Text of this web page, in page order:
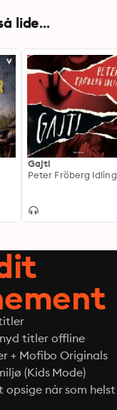
lide...
Gajti
Peter Fröberg Idling
titler offline
+ Mofibo Originals
(Kids Mode)
opsige når som helst